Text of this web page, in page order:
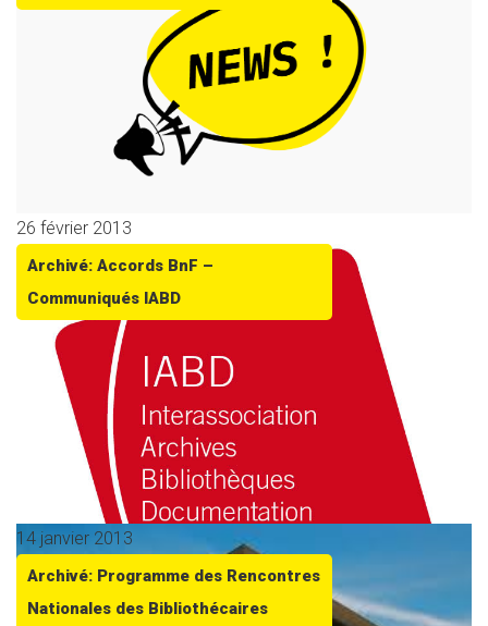
26 février 2013
Archivé: Accords BnF –
Communiqués IABD
14 janvier 2013
Archivé: Programme des Rencontres
Nationales des Bibliothécaires